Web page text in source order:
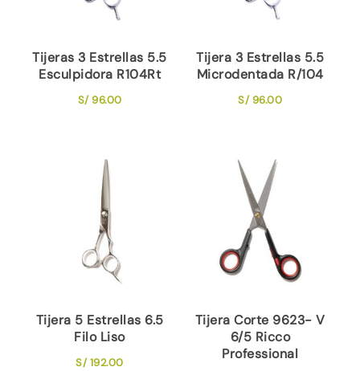
Tijeras 3 Estrellas 5.5
Esculpidora R104Rt
S/96.00
Tijera 3 Estrellas 5.5
Microdentada R/104
S/96.00
Tijera 5 Estrellas 6.5
Filo Liso
S/192.00
Tijera Corte 9623- V
6/5 Ricco
Professional